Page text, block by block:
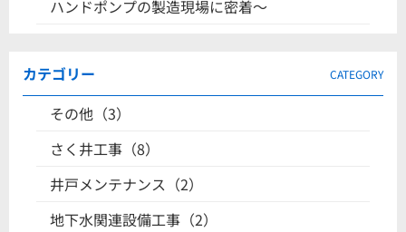
ハンドポンプの製造現場に密着〜
カテゴリー CATEGORY
その他（3）
さく井工事（8）
井戸メンテナンス（2）
地下水関連設備工事（2）